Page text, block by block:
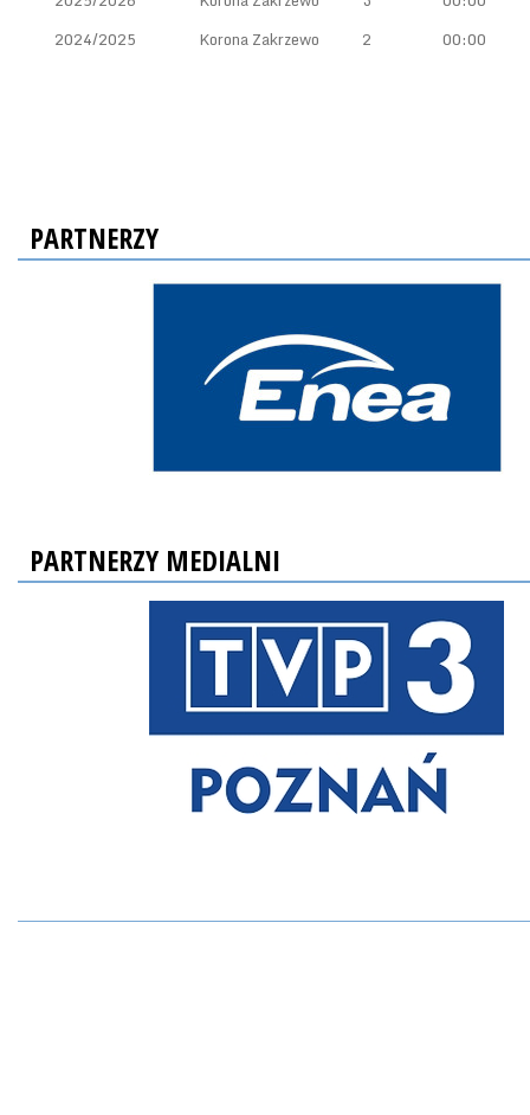
2024/2025
Korona Zakrzewo 2 00:00
PARTNERZY
PARTNERZY MEDIALNI